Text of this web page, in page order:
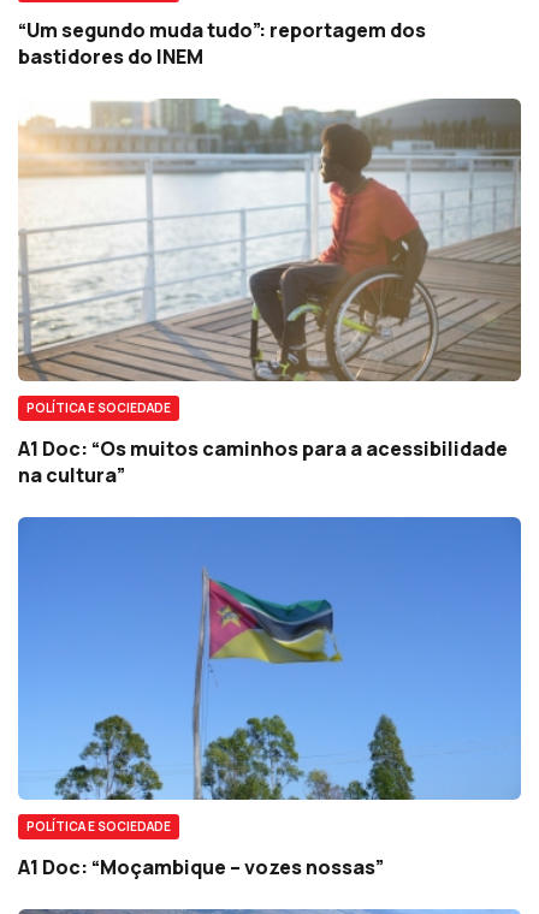
“Um segundo muda tudo”: reportagem dos
bastidores do INEM
POLÍTICA E SOCIEDADE
A1 Doc: “Os muitos caminhos para a acessibilidade
na cultura”
POLÍTICA E SOCIEDADE
A1 Doc: “Moçambique – vozes nossas”